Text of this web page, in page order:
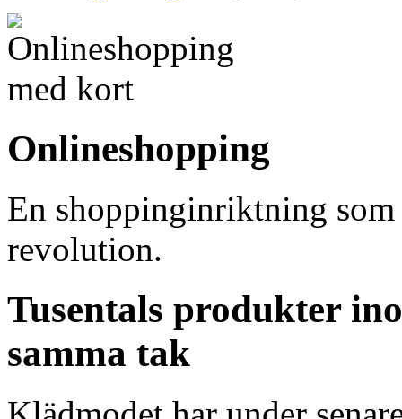
Onlineshopping
En shoppinginriktning
revolution.
Tusentals produkter
samma tak